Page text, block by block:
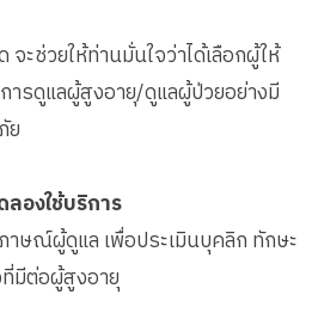
จะช่วยให้ท่านมั่นใจว่าได้เลือกผู้ให้
ารดูแลผู้สูงอายุ/ดูแลผู้ป่วยอย่างมี
ย
องใช้บริการ
ษณ์ผู้ดูแล เพื่อประเมินบุคลิก ทักษะ
ที่มีต่อผู้สูงอายุ